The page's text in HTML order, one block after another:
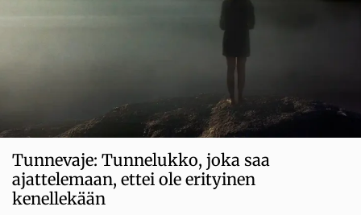
Tunnevaje: Tunnelukko, joka saa
ajattelemaan, ettei ole erityinen
kenellekään